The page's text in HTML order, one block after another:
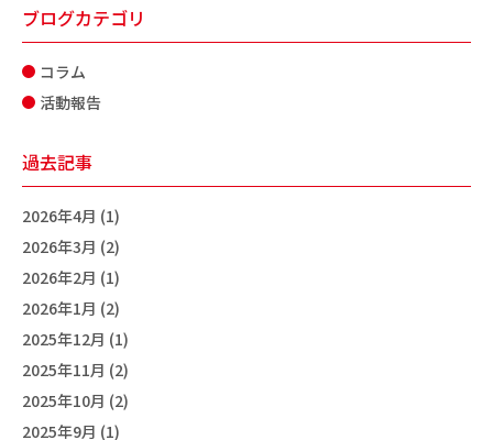
ブログカテゴリ
コラム
活動報告
過去記事
2026年4月 (1)
2026年3月 (2)
2026年2月 (1)
2026年1月 (2)
2025年12月 (1)
2025年11月 (2)
2025年10月 (2)
2025年9月 (1)